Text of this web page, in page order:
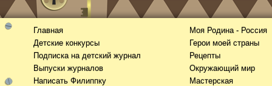
Главная
Детские конкурсы
Подписка на детский журнал
Выпуски журналов
Написать Филиппку
Моя Родина - Россия
Герои моей страны
Рецепты
Окружающий мир
Мастерская